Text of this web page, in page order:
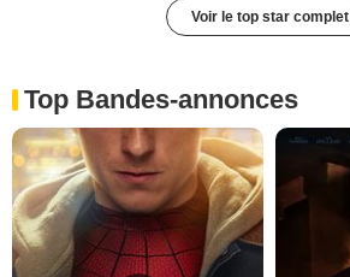
Voir le top star complet
Top Bandes-annonces